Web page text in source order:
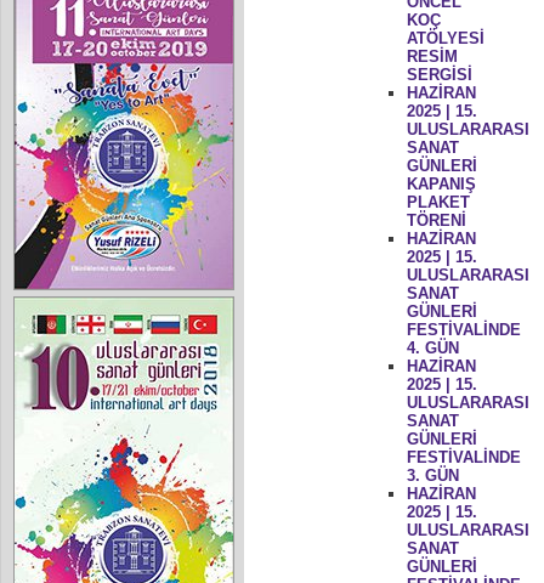
KOÇ
ATÖLYESİ
RESİM
SERGİSİ
HAZİRAN
2025 | 15.
ULUSLARARASI
SANAT
GÜNLERİ
KAPANIŞ
PLAKET
TÖRENİ
HAZİRAN
2025 | 15.
ULUSLARARASI
SANAT
GÜNLERİ
FESTİVALİNDE
4. GÜN
HAZİRAN
2025 | 15.
ULUSLARARASI
SANAT
GÜNLERİ
FESTİVALİNDE
3. GÜN
HAZİRAN
2025 | 15.
ULUSLARARASI
SANAT
GÜNLERİ